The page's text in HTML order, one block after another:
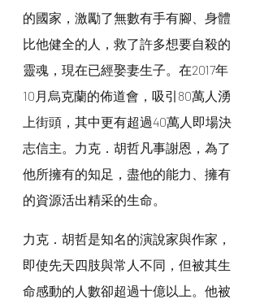
的國家，激勵了無數有手有腳、身體
比他健全的人，救了許多想要自殺的
靈魂，現在已經娶妻生子。在2017年
10月烏克蘭的佈道會，吸引80萬人湧
上街頭，其中更有超過40萬人即場決
志信主。力克．胡哲凡事謝恩，為了
他所擁有的知足，盡他的能力、擁有
的資源活出精采的生命。
力克．胡哲是知名的演說家與作家，
即使先天四肢與常人不同，但被其生
命感動的人數卻超過十億以上。他被